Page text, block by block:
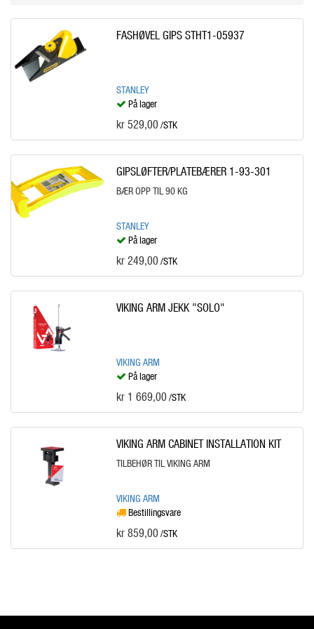
FASHØVEL GIPS STHT1-05937
STANLEY
På lager
kr 529,00 /STK
GIPSLØFTER/PLATEBÆRER 1-93-301
BÆR OPP TIL 90 KG
STANLEY
På lager
kr 249,00 /STK
VIKING ARM JEKK "SOLO"
VIKING ARM
På lager
kr 1 669,00 /STK
VIKING ARM CABINET INSTALLATION KIT
TILBEHØR TIL VIKING ARM
VIKING ARM
Bestillingsvare
kr 859,00 /STK